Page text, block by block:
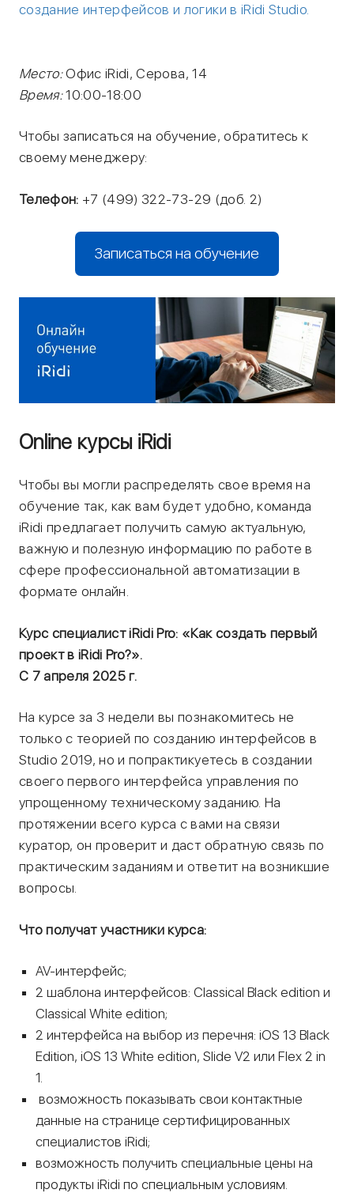
создание интерфейсов и логики в iRidi Studio.
Место:Офис iRidi, Серова, 14
Время:10:00-18:00
Чтобы записаться на обучение, обратитесь к
своему менеджеру:
Телефон: +7 (499) 322-73-29 (доб. 2)
Записаться на обучение
Online курсы iRidi
Чтобы вы могли распределять свое время на
обучение так, как вам будет удобно, команда
iRidi предлагает получить самую актуальную,
важную и полезную информацию по работе в
сфере профессиональной автоматизации в
формате онлайн.
Курс специалист iRidi Pro: «Как создать первый
проект в iRidi Pro?».
С 7 апреля 2025 г.
На курсе за 3 недели вы познакомитесь не
только с теорией по созданию интерфейсов в
Studio 2019, но и попрактикуетесь в создании
своего первого интерфейса управления по
упрощенному техническому заданию. На
протяжении всего курса с вами на связи
куратор, он проверит и даст обратную связь по
практическим заданиям и ответит на возникшие
вопросы.
Что получат участники курса:
AV-интерфейс;
2 шаблона интерфейсов: Classical Black edition и
Classical White edition;
2 интерфейса на выбор из перечня: iOS 13 Black
Edition, iOS 13 White edition, Slide V2 или Flex 2 in
1.
возможность показывать свои контактные
данные на странице сертифицированных
специалистов iRidi;
возможность получить специальные цены на
продукты iRidi по специальным условиям.